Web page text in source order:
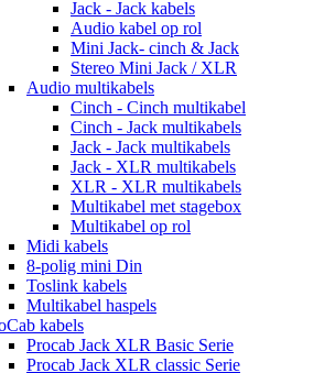
Jack - Jack kabels
Audio kabel op rol
Mini Jack- cinch & Jack
Stereo Mini Jack / XLR
Audio multikabels
Cinch - Cinch multikabel
Cinch - Jack multikabels
Jack - Jack multikabels
Jack - XLR multikabels
XLR - XLR multikabels
Multikabel met stagebox
Multikabel op rol
Midi kabels
8-polig mini Din
Toslink kabels
Multikabel haspels
kabels
Procab Jack XLR Basic Serie
Procab Jack XLR classic Serie